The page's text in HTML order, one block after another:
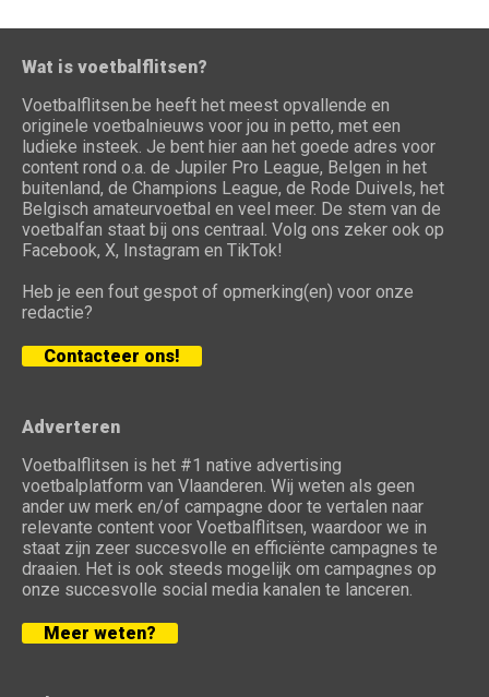
Wat is voetbalflitsen?
Voetbalflitsen.be heeft het meest opvallende en
originele voetbalnieuws voor jou in petto, met een
ludieke insteek. Je bent hier aan het goede adres voor
content rond o.a. de Jupiler Pro League, Belgen in het
buitenland, de Champions League, de Rode Duivels, het
Belgisch amateurvoetbal en veel meer. De stem van de
voetbalfan staat bij ons centraal. Volg ons zeker ook op
Facebook, X, Instagram en TikTok!
Heb je een fout gespot of opmerking(en) voor onze
redactie?
Contacteer ons!
Adverteren
Voetbalflitsen is het #1 native advertising
voetbalplatform van Vlaanderen. Wij weten als geen
ander uw merk en/of campagne door te vertalen naar
relevante content voor Voetbalflitsen, waardoor we in
staat zijn zeer succesvolle en efficiënte campagnes te
draaien. Het is ook steeds mogelijk om campagnes op
onze succesvolle social media kanalen te lanceren.
Meer weten?